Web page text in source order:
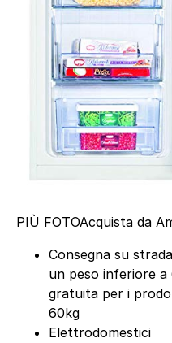
PIÙ FOTOAcquista da
Consegna su
un peso inferiore a
gratuita per i
60kg
Elettrodomestici